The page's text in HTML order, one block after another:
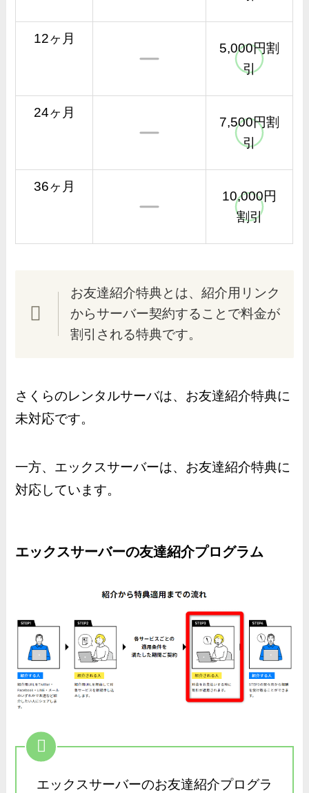
12ヶ月
5,000円割
引
24ヶ月
7,500円割
引
36ヶ月
10,000円
割引
お友達紹介特典とは、紹介用リンク
からサーバー契約することで料金が
割引される特典です。
さくらのレンタルサーバは、お友達紹介特典に
未対応です。
一方、エックスサーバーは、お友達紹介特典に
対応しています。
エックスサーバーの友達紹介プログラム
エックスサーバーのお友達紹介プログラ